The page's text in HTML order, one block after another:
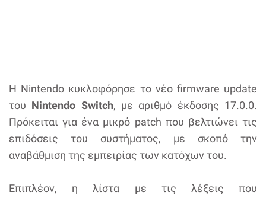
Η Nintendo κυκλοφόρησε το νέο firmware update
του Nintendo Switch, με αριθμό έκδοσης 17.0.0.
Πρόκειται για ένα μικρό patch που βελτιώνει τις
επιδόσεις του συστήματος, με σκοπό την
αναβάθμιση της εμπειρίας των κατόχων του.
Επιπλέον, η λίστα με τις λέξεις που